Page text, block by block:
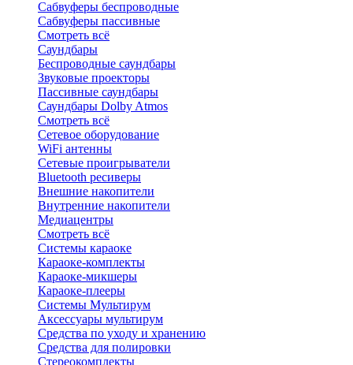
Сабвуферы беспроводные
Сабвуферы пассивные
Смотреть всё
Саундбары
Беспроводные саундбары
Звуковые проекторы
Пассивные саундбары
Саундбары Dolby Atmos
Смотреть всё
Сетевое оборудование
WiFi антенны
Сетевые проигрыватели
Bluetooth ресиверы
Внешние накопители
Внутренние накопители
Медиацентры
Смотреть всё
Системы караоке
Караоке-комплекты
Караоке-микшеры
Караоке-плееры
Системы Мультирум
Аксессуары мультирум
Средства по уходу и хранению
Средства для полировки
Стереокомплекты